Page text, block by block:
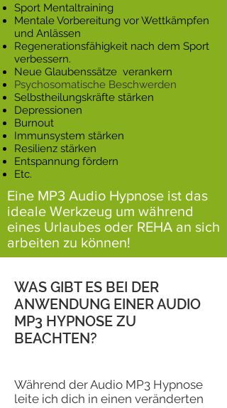
Sport Mentaltraining
Mentale Vorbereitung vor Wettkämpfen
und Anlässen
Regenerationsfähigkeit nach dem Sport
verbessern.
Neue Glaubenssätze verankern
Psychosomatische Beschwerden
Selbstheilungskräfte stärken
Depressionen
Burnout
Immunsystem stärken
Resilienz stärken
Entspannung fördern
Etc.
Eine MP3 Audio Hypnose ist das
ideale Werkzeug um während
eines Urlaubes oder REHA an sich
arbeiten zu können!
WAS GIBT ES BEI DER
ANWENDUNG EINER AUDIO
MP3 HYPNOSE ZU
BEACHTEN?
Während der Audio MP3 Hypnose
leite ich dich in einen veränderten